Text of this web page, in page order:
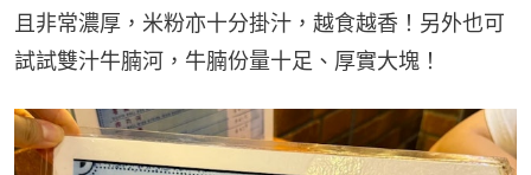
且非常濃厚，米粉亦十分掛汁，越食越香！另外也可
試試雙汁牛腩河，牛腩份量十足、厚實大塊！